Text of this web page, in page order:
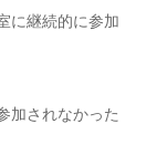
に継続的に参加
加されなかった